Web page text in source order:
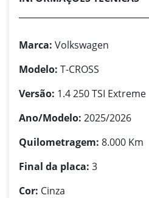
Marca: Volkswagen
Modelo: T-CROSS
Versão: 1.4 250 TSI Extreme
Ano/Modelo: 2025/2026
Quilometragem: 8.000 Km
Final da placa: 3
Cor: Cinza